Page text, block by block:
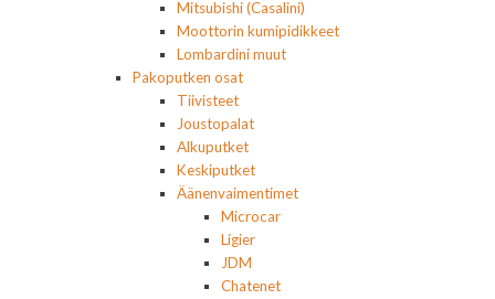
Mitsubishi (Casalini)
Moottorin kumipidikkeet
Lombardini muut
Pakoputken osat
Tiivisteet
Joustopalat
Alkuputket
Keskiputket
Äänenvaimentimet
Microcar
Ligier
JDM
Chatenet